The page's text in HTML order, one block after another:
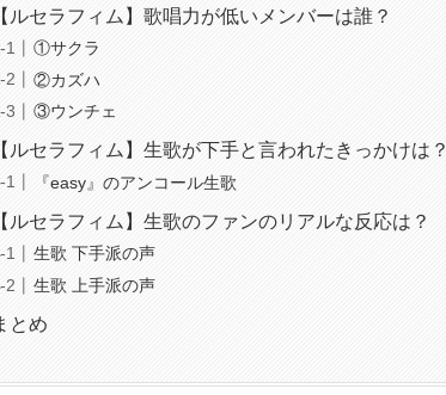
【ルセラフィム】歌唱力が低いメンバーは誰？
①サクラ
②カズハ
③ウンチェ
【ルセラフィム】生歌が下手と言われたきっかけは？
『easy』のアンコール生歌
【ルセラフィム】生歌のファンのリアルな反応は？
生歌 下手派の声
生歌 上手派の声
とめ